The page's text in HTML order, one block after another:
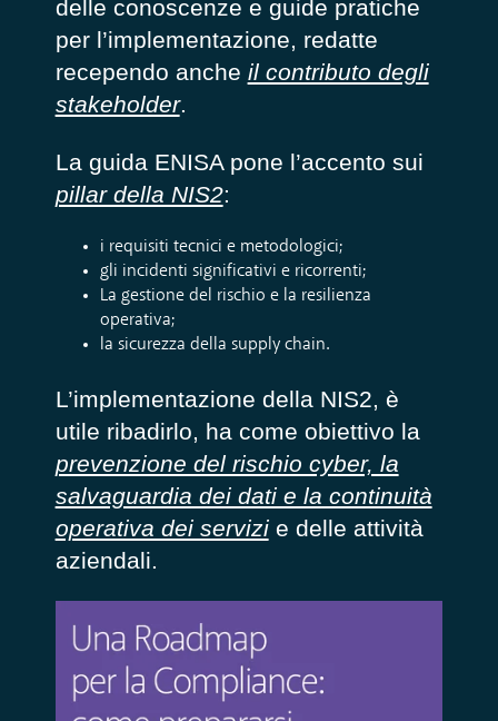
delle conoscenze e guide pratiche
per l’implementazione, redatte
recependo anche il contributo degli
stakeholder.
La guida ENISA pone l’accento sui
pillar della NIS2:
i requisiti tecnici e metodologici;
gli incidenti significativi e ricorrenti;
La gestione del rischio e la resilienza
operativa;
la sicurezza della supply chain.
L’implementazione della NIS2, è
utile ribadirlo, ha come obiettivo la
prevenzione del rischio cyber, la
salvaguardia dei dati e la continuità
operativa dei servizi e delle attività
aziendali.